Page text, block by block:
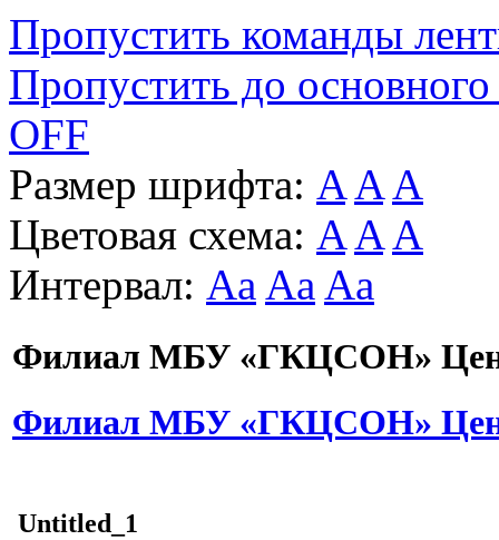
Пропустить команды
Пропустить до основного
OFF
Размер шрифта: A A A
Цветовая схема: A A A
Интервал: Aa Aa Aa
Филиал МБУ «ГКЦСОН»
Филиал МБУ «ГКЦСОН»
Untitled_1